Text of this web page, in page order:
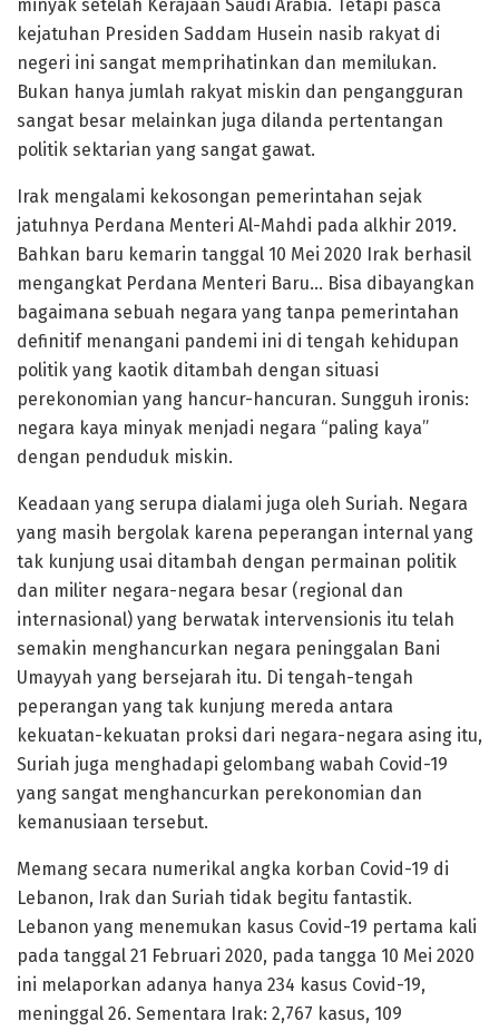
minyak setelah Kerajaan Saudi Arabia. Tetapi pasca
kejatuhan Presiden Saddam Husein nasib rakyat di
negeri ini sangat memprihatinkan dan memilukan.
Bukan hanya jumlah rakyat miskin dan pengangguran
sangat besar melainkan juga dilanda pertentangan
politik sektarian yang sangat gawat.
Irak mengalami kekosongan pemerintahan sejak
jatuhnya Perdana Menteri Al-Mahdi pada alkhir 2019.
Bahkan baru kemarin tanggal 10 Mei 2020 Irak berhasil
mengangkat Perdana Menteri Baru… Bisa dibayangkan
bagaimana sebuah negara yang tanpa pemerintahan
definitif menangani pandemi ini di tengah kehidupan
politik yang kaotik ditambah dengan situasi
perekonomian yang hancur-hancuran. Sungguh ironis:
negara kaya minyak menjadi negara “paling kaya”
dengan penduduk miskin.
Keadaan yang serupa dialami juga oleh Suriah. Negara
yang masih bergolak karena peperangan internal yang
tak kunjung usai ditambah dengan permainan politik
dan militer negara-negara besar (regional dan
internasional) yang berwatak intervensionis itu telah
semakin menghancurkan negara peninggalan Bani
Umayyah yang bersejarah itu. Di tengah-tengah
peperangan yang tak kunjung mereda antara
kekuatan-kekuatan proksi dari negara-negara asing itu,
Suriah juga menghadapi gelombang wabah Covid-19
yang sangat menghancurkan perekonomian dan
kemanusiaan tersebut.
Memang secara numerikal angka korban Covid-19 di
Lebanon, Irak dan Suriah tidak begitu fantastik.
Lebanon yang menemukan kasus Covid-19 pertama kali
pada tanggal 21 Februari 2020, pada tangga 10 Mei 2020
ini melaporkan adanya hanya 234 kasus Covid-19,
meninggal 26. Sementara Irak: 2,767 kasus, 109